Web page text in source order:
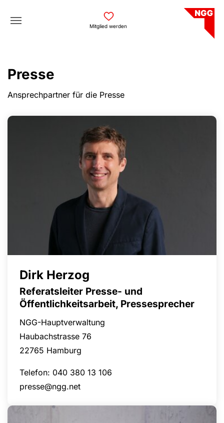
Mitglied werden
Presse
Ansprechpartner für die Presse
Dirk Herzog
Referatsleiter Presse- und
Öffentlichkeitsarbeit, Pressesprecher
NGG-Hauptverwaltung
Haubachstrasse 76
22765 Hamburg
Telefon: 040 380 13 106
presse@ngg.net